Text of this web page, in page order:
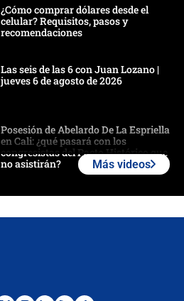
¿Cómo comprar dólares desde el
celular? Requisitos, pasos y
recomendaciones
Las seis de las 6 con Juan Lozano |
jueves 6 de agosto de 2026
Posesión de Abelardo De La Espriella
en Cali: ¿qué pasará con los
congresistas del Pacto Histórico que
no asistirán?
crece el pulso por la elección del
Más videos